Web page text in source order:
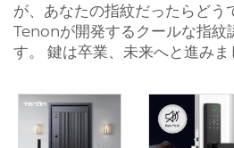
が、あなたの指紋だったらどう
Tenonが開発するクールな指紋
す。 鍵は卒業、未来へと進みま